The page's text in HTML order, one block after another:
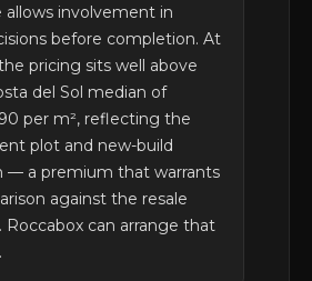
allows involvement in
before completion. At
pricing sits well above
del Sol median of
per m², reflecting the
plot and new-build
— a premium that warrants
against the resale
Roccabox can arrange that